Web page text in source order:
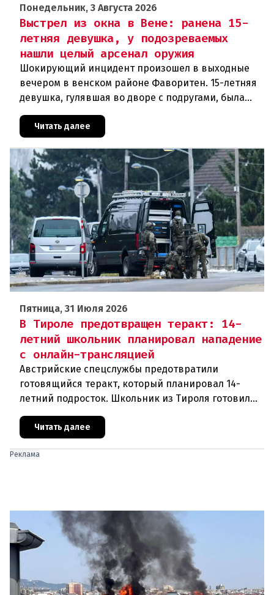
Понедельник, 3 Августа 2026
Выстрел из окна в Вене: ранена 15-
летняя девушка, у подозреваемых
нашли целый арсенал оружия
Шокирующий инцидент произошел в выходные
вечером в венском районе Фаворитен. 15-летняя
девушка, гулявшая во дворе с подругами, была
ранена выстрелом из пневматического оружия.
Полиция задержала двух п
Читать далее
Пятница, 31 Июля 2026
В Тироле предотвращен теракт: 14-
летний школьник планировал нападение
с онлайн-трансляцией
Австрийские спецслужбы предотвратили
готовящийся теракт, который планировал 14-
летний подросток. Школьник из Тироля готовил
нападение на религиозные учреждения и
намеревался транслировать свои действи
Читать далее
Реклама